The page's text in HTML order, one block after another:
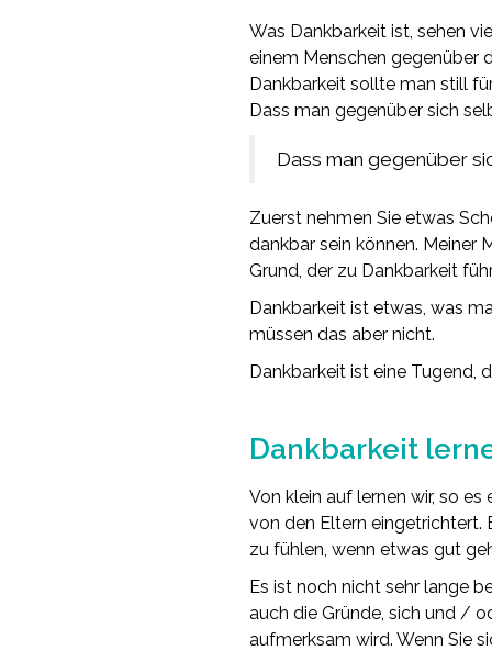
Was Dankbarkeit ist, sehen
einem Menschen gegenüber
Dankbarkeit sollte man still
Dass man gegenüber sich
Dass man gegenüber
Zuerst nehmen Sie etwas
dankbar sein können. Meiner
Grund, der zu Dankbarkeit
Dankbarkeit ist etwas, was
müssen das aber nicht.
Dankbarkeit ist eine Tugend,
Dankbarkeit
Von klein auf lernen wir, so
von den Eltern eingetrichtert.
zu fühlen, wenn etwas gut
Es ist noch nicht sehr lange
auch die Gründe, sich und /
aufmerksam wird. Wenn Sie